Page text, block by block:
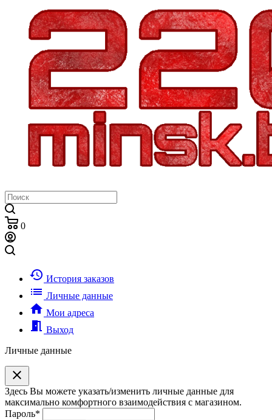
0
history История заказов
list Личные данные
home Мои адреса
meeting_room Выход
Личные данные
clear
Здесь Вы можете указать/изменить личные данные для
максимально комфортного взаимодействия с магазином.
Пароль*